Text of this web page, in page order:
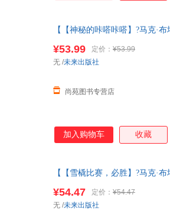
【【神秘的咔嗒咔嗒】?马克·
换货【让您无忧购物】
¥53.99 定价： ¥53.99
尚苑图书专营店
无 /未来出版社
加入购物车 收藏
【【雪橇比赛，必胜】?马克·
马克·布塔旺
¥54.47 定价： ¥54.47
无 /未来出版社